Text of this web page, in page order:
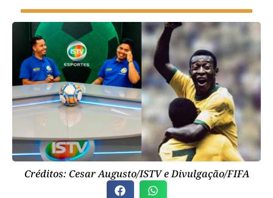
Créditos: Cesar Augusto/ISTV e Divulgação/FIFA